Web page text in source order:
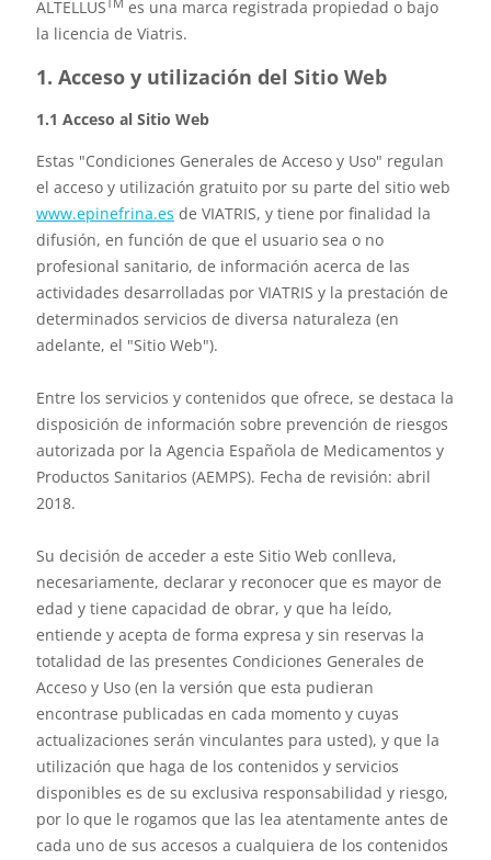
ALTELLUS
es una marca registrada propiedad o bajo
la licencia de Viatris.
1. Acceso y utilización del Sitio Web
1.1 Acceso al Sitio Web
Estas "Condiciones Generales de Acceso y Uso" regulan
el acceso y utilización gratuito por su parte del sitio web
www.epinefrina.es de VIATRIS, y tiene por finalidad la
difusión, en función de que el usuario sea o no
profesional sanitario, de información acerca de las
actividades desarrolladas por VIATRIS y la prestación de
determinados servicios de diversa naturaleza (en
adelante, el "Sitio Web").
Entre los servicios y contenidos que ofrece, se destaca la
disposición de información sobre prevención de riesgos
autorizada por la Agencia Española de Medicamentos y
Productos Sanitarios (AEMPS). Fecha de revisión: abril
2018.
Su decisión de acceder a este Sitio Web conlleva,
necesariamente, declarar y reconocer que es mayor de
edad y tiene capacidad de obrar, y que ha leído,
entiende y acepta de forma expresa y sin reservas la
totalidad de las presentes Condiciones Generales de
Acceso y Uso (en la versión que esta pudieran
encontrase publicadas en cada momento y cuyas
actualizaciones serán vinculantes para usted), y que la
utilización que haga de los contenidos y servicios
disponibles es de su exclusiva responsabilidad y riesgo,
por lo que le rogamos que las lea atentamente antes de
cada uno de sus accesos a cualquiera de los contenidos